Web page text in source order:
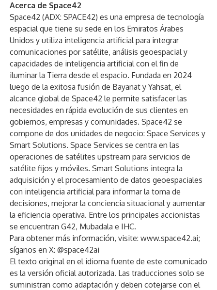
Acerca de Space42
Space42 (ADX: SPACE42) es una empresa de tecnología
espacial que tiene su sede en los Emiratos Árabes
Unidos y utiliza inteligencia artificial para integrar
comunicaciones por satélite, análisis geoespacial y
capacidades de inteligencia artificial con el fin de
iluminar la Tierra desde el espacio. Fundada en 2024
luego de la exitosa fusión de Bayanat y Yahsat, el
alcance global de Space42 le permite satisfacer las
necesidades en rápida evolución de sus clientes en
gobiernos, empresas y comunidades. Space42 se
compone de dos unidades de negocio: Space Services y
Smart Solutions. Space Services se centra en las
operaciones de satélites upstream para servicios de
satélite fijos y móviles. Smart Solutions integra la
adquisición y el procesamiento de datos geoespaciales
con inteligencia artificial para informar la toma de
decisiones, mejorar la conciencia situacional y aumentar
la eficiencia operativa. Entre los principales accionistas
se encuentran G42, Mubadala e IHC.
Para obtener más información, visite: www.space42.ai;
síganos en X: @space42ai
El texto original en el idioma fuente de este comunicado
es la versión oficial autorizada. Las traducciones solo se
suministran como adaptación y deben cotejarse con el